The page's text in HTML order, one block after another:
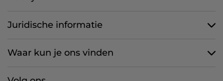
Juridische informatie
Waar kun je ons vinden